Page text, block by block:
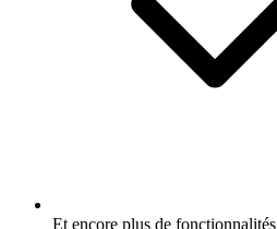
Et encore plus de fonctionnalités